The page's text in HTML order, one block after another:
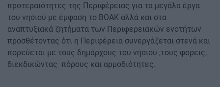
προτεραιότητες της Περιφέρειας για τα μεγάλα έργα
του νησιού με έμφαση το ΒΟΑΚ αλλά και στα
αναπτυξιακά ζητήματα των Περιφερειακών ενοτήτων
προσθέτοντας ότι η Περιφέρεια συνεργάζεται στενά και
πορεύεται με τους δημάρχους του νησιού ,τους φορεις,
διεκδικώντας πόρους και αρμοδιότητες.